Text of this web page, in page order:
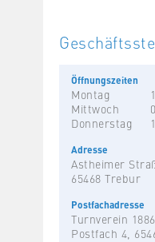
Öffnungszeiten
Montag
Mittwoch
Donnerstag
Adresse
Astheimer
65468 Trebur
Postfachadresse
Turnverein
Postfach 4,